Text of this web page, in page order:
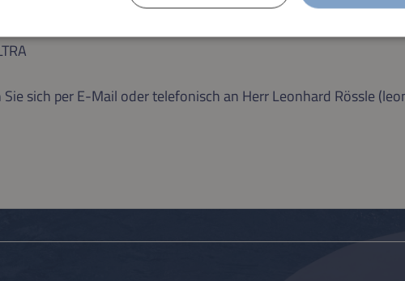
sich per E-Mail oder telefonisch an Herr Leonhard Rössle